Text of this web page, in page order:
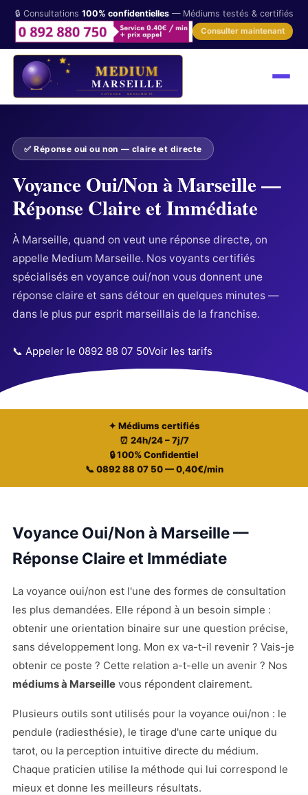
🔒 Consultations 100% confidentielles— Médiums testés & certifiés
Consulter maintenant
✅ Réponse oui ou non — claire et directe
Voyance Oui/Non à Marseille —
Réponse Claire et Immédiate
À Marseille, quand on veut une réponse directe, on
appelle Medium Marseille. Nos voyants certifiés
spécialisés en voyance oui/non vous donnent une
réponse claire et sans détour en quelques minutes —
dans le plus pur esprit marseillais de la franchise.
📞 Appeler le 0892 88 07 50Voir les tarifs
✦ Médiums certifiés
⏰ 24h/24 – 7j/7
🔒 100% Confidentiel
📞 0892 88 07 50 — 0,40€/min
Voyance Oui/Non à Marseille —
Réponse Claire et Immédiate
La voyance oui/non est l'une des formes de consultation
les plus demandées. Elle répond à un besoin simple :
obtenir une orientation binaire sur une question précise,
sans développement long. Mon ex va-t-il revenir ? Vais-je
obtenir ce poste ? Cette relation a-t-elle un avenir ? Nos
médiums à Marseillevous répondent clairement.
Plusieurs outils sont utilisés pour la voyance oui/non : le
pendule (radiesthésie), le tirage d'une carte unique du
tarot, ou la perception intuitive directe du médium.
Chaque praticien utilise la méthode qui lui correspond le
mieux et donne les meilleurs résultats.